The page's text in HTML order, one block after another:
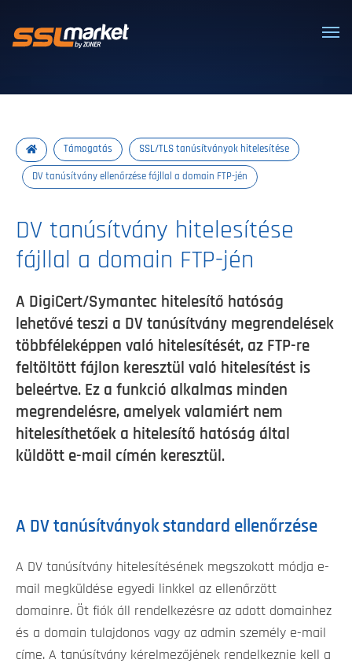
Megbízható SSL/TLS tanúsítványok
Támogatás SSL/TLS tanúsítványok hitelesítése
DV tanúsítvány ellenőrzése fájllal a domain FTP-jén
DV tanúsítvány hitelesítése
fájllal a domain FTP-jén
A DigiCert/Symantec hitelesítő hatóság
lehetővé teszi a DV tanúsítvány megrendelések
többféleképpen való hitelesítését, az FTP-re
feltöltött fájlon keresztül való hitelesítést is
beleértve. Ez a funkció alkalmas minden
megrendelésre, amelyek valamiért nem
hitelesíthetőek a hitelesítő hatóság által
küldött e-mail címén keresztül.
A DV tanúsítványok standard ellenőrzése
A DV tanúsítvány hitelesítésének megszokott módja e-
mail megküldése egyedi linkkel az ellenőrzött
domainre. Öt fiók áll rendelkezésre az adott domainhez
és a domain tulajdonos vagy az admin személy e-mail
címe. A tanúsítvány kérelmezőjének rendelkeznie kell a